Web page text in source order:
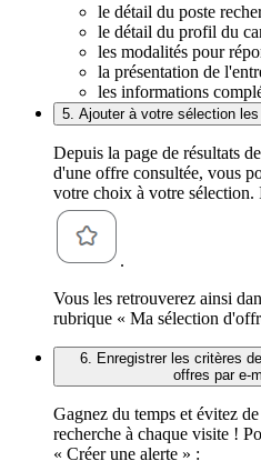
le détail du poste
le détail du profil du
les modalités pour
la présentation de
les informations
5. Ajouter à votre sélection
Depuis la page de résultats
d'une offre consultée, vous
votre choix à votre
.
Vous les retrouverez ainsi
rubrique « Ma sélection
6. Enregistrer les critères
offres par e-
Gagnez du temps et évitez
recherche à chaque visite !
« Créer une alerte » :